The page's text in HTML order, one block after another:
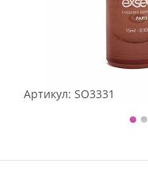
Артикул: SO3331